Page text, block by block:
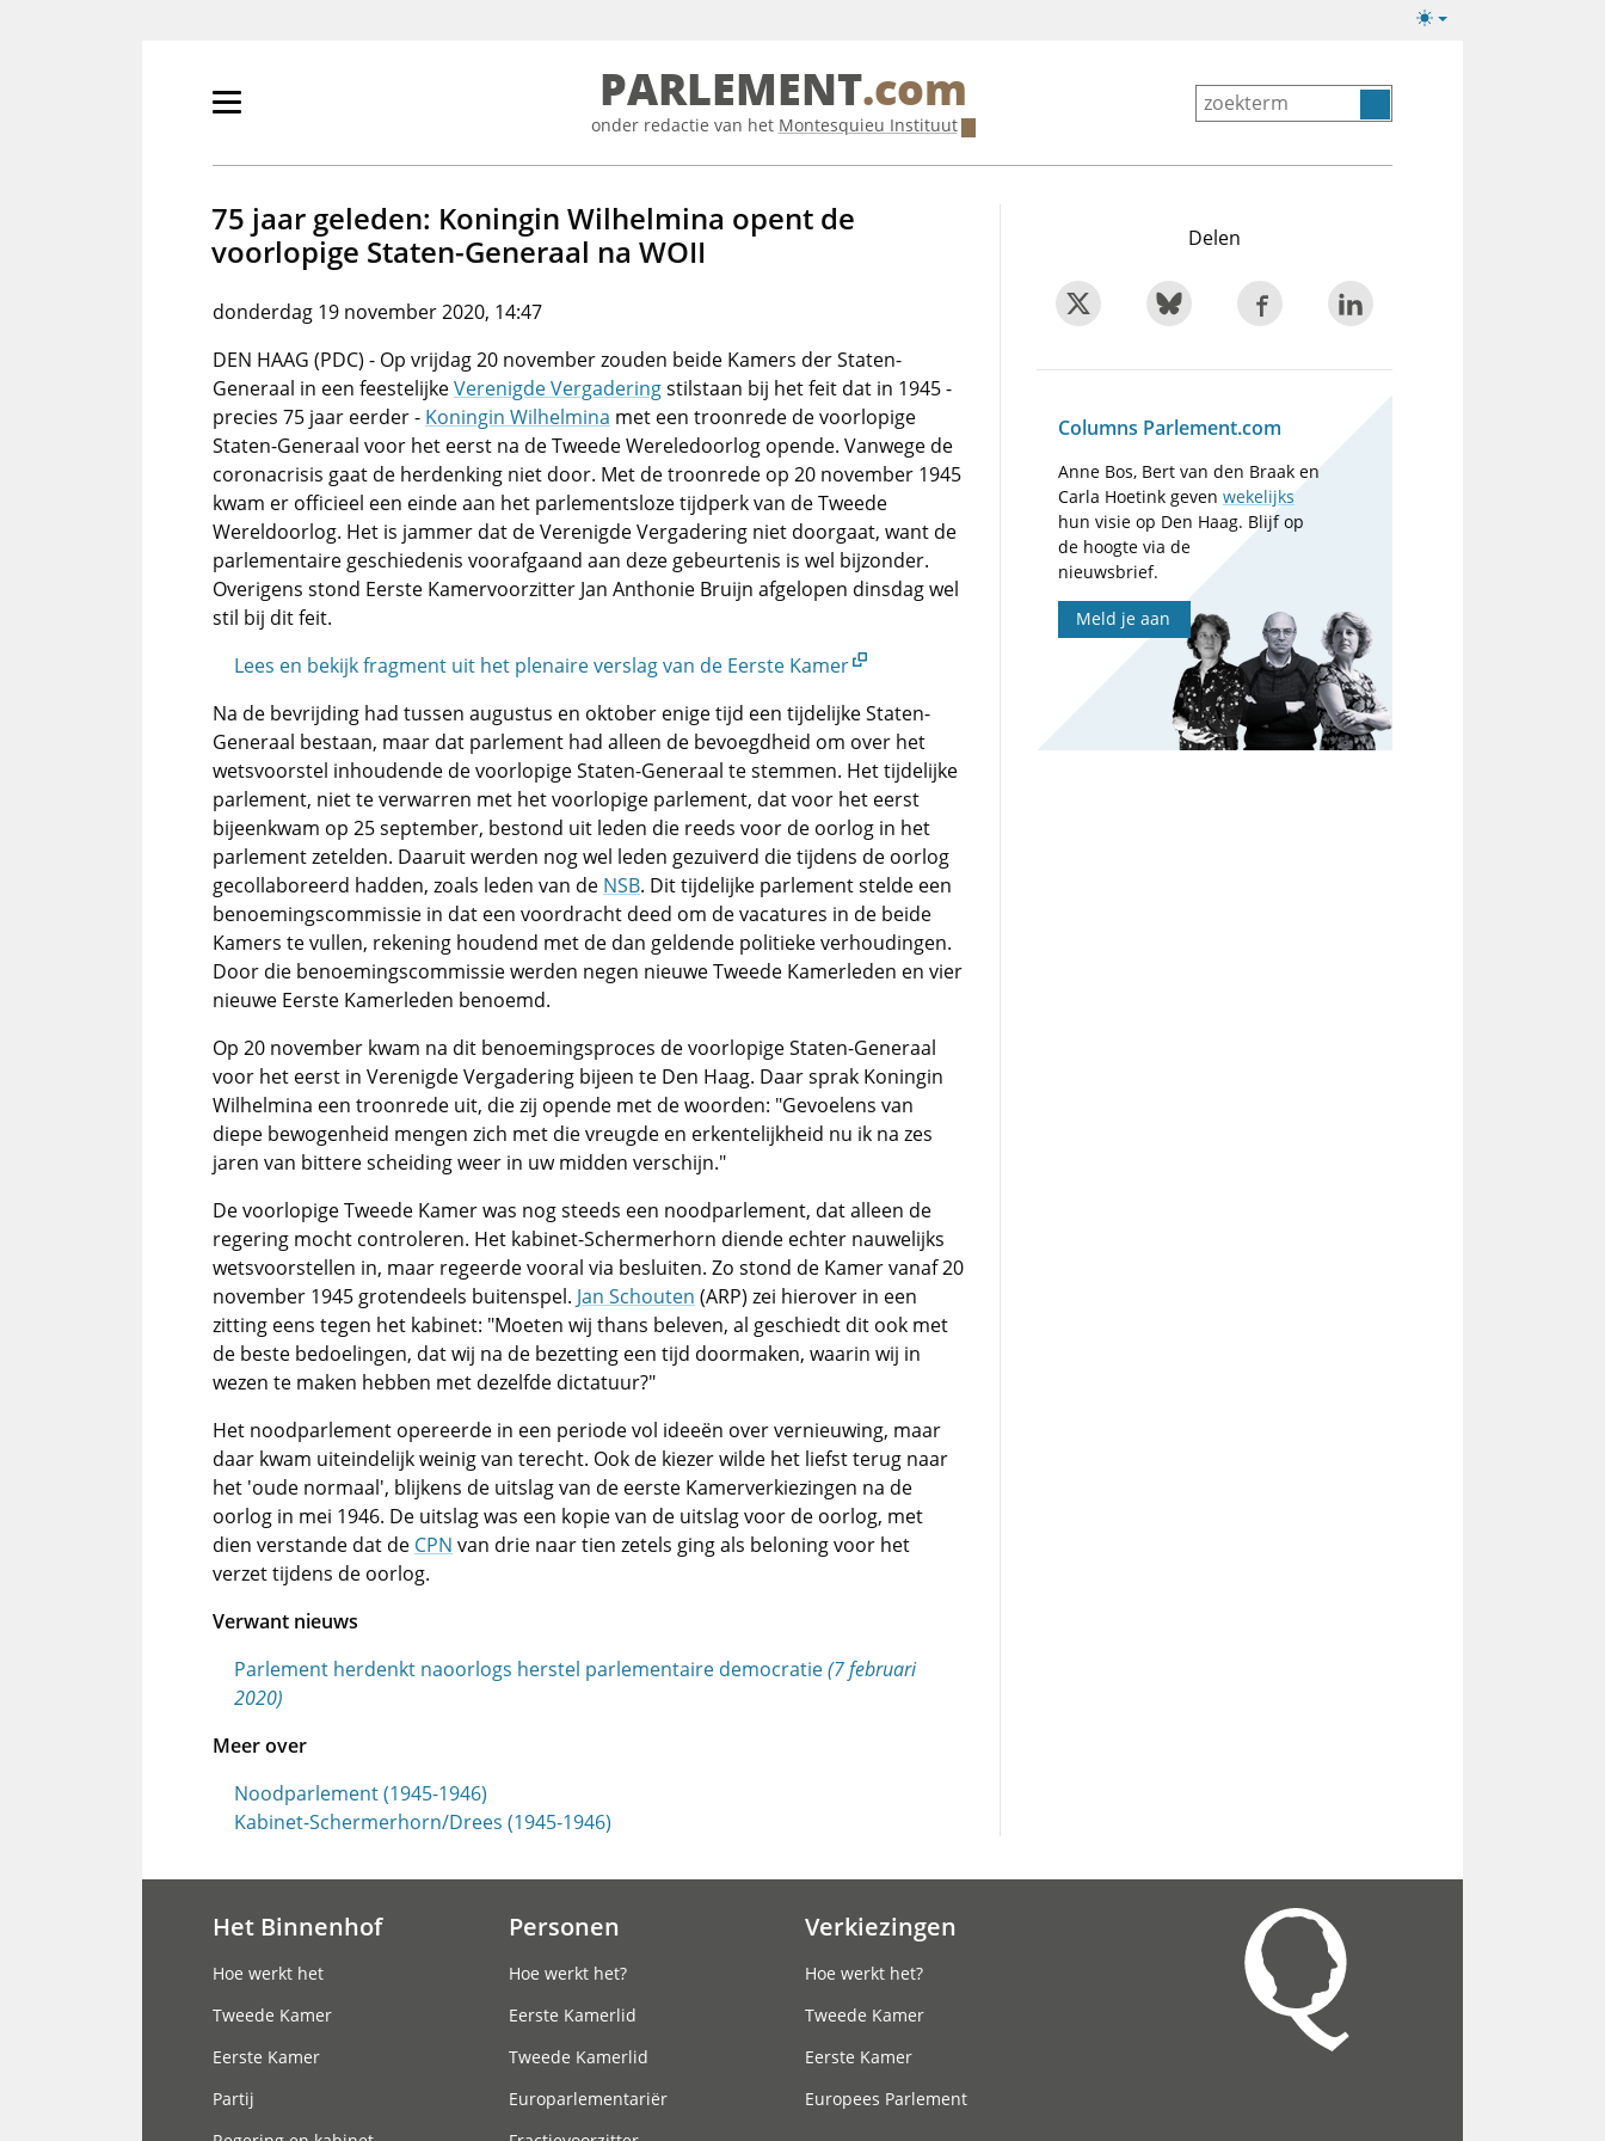
Lichte/donkere
Primair
tonen/verbergen
PARLEMENT.com
onder redactie van het Montesquieu Instituut
75 jaar geleden: Koningin Wilhelmina opent de
voorlopige Staten-Generaal na WOII
donderdag 19 november 2020, 14:47
DEN HAAG (PDC) - Op vrijdag 20 november zouden beide Kamers der Staten-
Generaal in een feestelijkeVerenigde Vergaderingstilstaan bij het feit dat in 1945 -
precies 75 jaar eerder - Koningin Wilhelmina met een troonrede de voorlopige
Staten-Generaal voor het eerst na de Tweede Wereledoorlog opende. Vanwege de
coronacrisis gaat de herdenking niet door. Met de troonrede op 20 november 1945
kwam er officieel een einde aan het parlementsloze tijdperk van de Tweede
Wereldoorlog. Het is jammer dat de Verenigde Vergadering niet doorgaat, want de
parlementaire geschiedenis voorafgaand aan deze gebeurtenis is wel bijzonder.
Overigens stond Eerste Kamervoorzitter Jan Anthonie Bruijn afgelopen dinsdag wel
stil bij dit feit.
Lees en bekijk fragment uit het plenaire verslag van de Eerste Kamer
Na de bevrijding had tussen augustus en oktober enige tijd een tijdelijke Staten-
Generaal bestaan, maar dat parlement had alleen de bevoegdheid om over het
wetsvoorstel inhoudende de voorlopige Staten-Generaal te stemmen. Het tijdelijke
parlement, niet te verwarren met het voorlopige parlement, dat voor het eerst
bijeenkwam op 25 september, bestond uit leden die reeds voor de oorlog in het
parlement zetelden. Daaruit werden nog wel leden gezuiverd die tijdens de oorlog
gecollaboreerd hadden, zoals leden van de NSB. Dit tijdelijke parlement stelde een
benoemingscommissie in dat een voordracht deed om de vacatures in de beide
Kamers te vullen, rekening houdend met de dan geldende politieke verhoudingen.
Door die benoemingscommissie werden negen nieuwe Tweede Kamerleden en vier
nieuwe Eerste Kamerleden benoemd.
Op 20 november kwam na dit benoemingsproces de voorlopige Staten-Generaal
voor het eerst in Verenigde Vergadering bijeen te Den Haag. Daar sprak Koningin
Wilhelmina een troonrede uit, die zij opende met de woorden: "Gevoelens van
diepe bewogenheid mengen zich met die vreugde en erkentelijkheid nu ik na zes
jaren van bittere scheiding weer in uw midden verschijn."
De voorlopige Tweede Kamer was nog steeds een noodparlement, dat alleen de
regering mocht controleren. Het kabinet-Schermerhorn diende echter nauwelijks
wetsvoorstellen in, maar regeerde vooral via besluiten. Zo stond de Kamer vanaf 20
november 1945 grotendeels buitenspel. Jan Schouten (ARP) zei hierover in een
zitting eens tegen het kabinet: "Moeten wij thans beleven, al geschiedt dit ook met
de beste bedoelingen, dat wij na de bezetting een tijd doormaken, waarin wij in
wezen te maken hebben met dezelfde dictatuur?"
Het noodparlement opereerde in een periode vol ideeën over vernieuwing, maar
daar kwam uiteindelijk weinig van terecht. Ook de kiezer wilde het liefst terug naar
het 'oude normaal', blijkens de uitslag van de eerste Kamerverkiezingen na de
oorlog in mei 1946. De uitslag was een kopie van de uitslag voor de oorlog, met
dien verstande dat de CPN van drie naar tien zetels ging als beloning voor het
verzet tijdens de oorlog.
Verwant nieuws
Parlement herdenkt naoorlogs herstel parlementaire democratie(7 februari
2020)
Meer over
Noodparlement (1945-1946)
Kabinet-Schermerhorn/Drees (1945-1946)
Delen
Columns Parlement.com
Anne Bos, Bert van den Braak en
Carla Hoetink gevenwekelijks
hun visie op Den Haag. Blijf op
de hoogte via de
nieuwsbrief.
Meld je aan
Het Binnenhof
Hoe werkt het
Tweede Kamer
Eerste Kamer
Partij
Personen
Hoe werkt het?
Eerste Kamerlid
Tweede Kamerlid
Europarlementariër
Verkiezingen
Hoe werkt het?
Tweede Kamer
Eerste Kamer
Europees Parlement